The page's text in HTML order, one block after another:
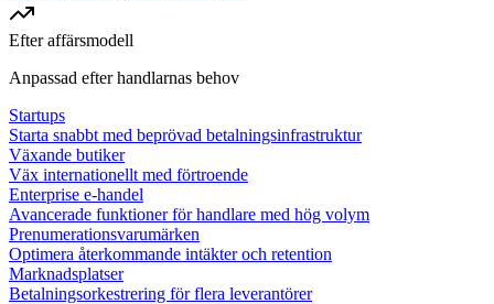
Efter affärsmodell
Anpassad efter handlarnas behov
Startups
Starta snabbt med beprövad betalningsinfrastruktur
Växande butiker
Väx internationellt med förtroende
Enterprise e-handel
Avancerade funktioner för handlare med hög volym
Prenumerationsvarumärken
Optimera återkommande intäkter och retention
Marknadsplatser
Betalningsorkestrering för flera leverantörer